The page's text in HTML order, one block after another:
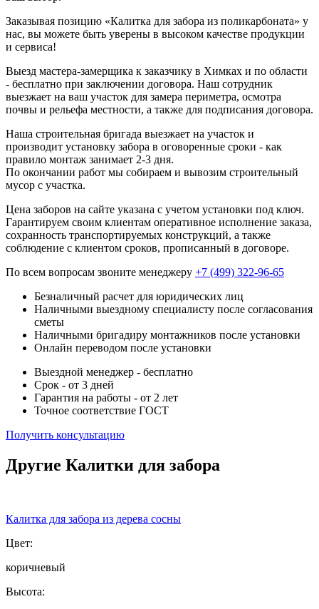
Заказывая позицию «Калитка для забора из поликарбоната» у
нас, вы можете быть уверены в высоком качестве продукции
и сервиса!
Выезд мастера-замерщика к заказчику в Химках и по области
- бесплатно при заключении договора. Наш сотрудник
выезжает на ваш участок для замера периметра, осмотра
почвы и рельефа местности, а также для подписания договора.
Наша строительная бригада выезжает на участок и
производит установку забора в оговоренные сроки - как
правило монтаж занимает 2-3 дня.
По окончании работ мы собираем и вывозим строительный
мусор с участка.
Цена заборов на сайте указана с учетом установки под ключ.
Гарантируем своим клиентам оперативное исполнение заказа,
сохранность транспортируемых конструкций, а также
соблюдение с клиентом сроков, прописанный в договоре.
По всем вопросам звоните менеджеру +7 (499) 322-96-65
Безналичный расчет для юридических лиц
Наличными выездному специалисту после согласования
сметы
Наличными бригадиру монтажников после установки
Онлайн переводом после установки
Выездной менеджер - бесплатно
Срок - от 3 дней
Гарантия на работы - от 2 лет
Точное соответствие ГОСТ
Получить консультацию
Другие Калитки для забора
Калитка для забора из дерева сосны
Цвет:
коричневый
Высота: